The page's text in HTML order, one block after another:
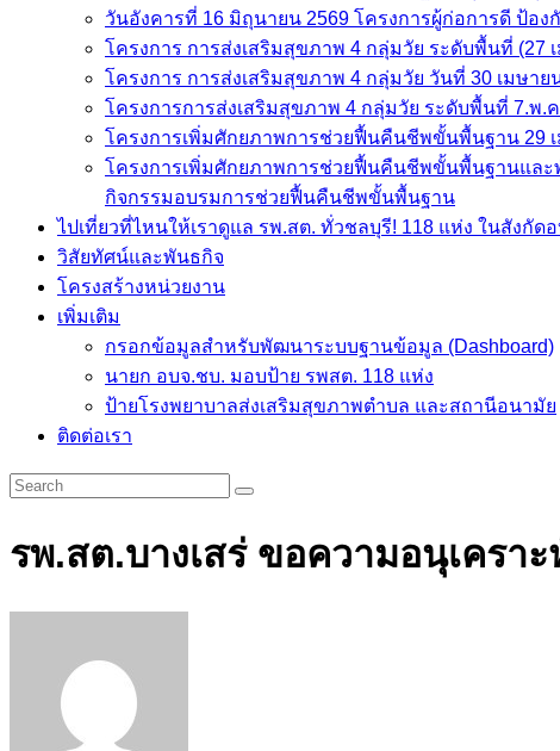
วันอังคารที่ 16 มิถุนายน 2569 โครงการผู้ก่อการดี ป้อง
โครงการ การส่งเสริมสุขภาพ 4 กลุ่มวัย ระดับพื้นที่ (27
โครงการ การส่งเสริมสุขภาพ 4 กลุ่มวัย วันที่ 30 เมษาย
โครงการการส่งเสริมสุขภาพ 4 กลุ่มวัย ระดับพื้นที่ 7.พ.
โครงการเพิ่มศักยภาพการช่วยฟื้นคืนชีพขั้นพื้นฐาน 29
โครงการเพิ่มศักยภาพการช่วยฟื้นคืนชีพขั้นพื้นฐานแล
กิจกรรมอบรมการช่วยฟื้นคืนชีพขั้นพื้นฐาน
ไปเที่ยวที่ไหนให้เราดูแล รพ.สต. ทั่วชลบุรี! 118 แห่ง ในสังกัด
วิสัยทัศน์และพันธกิจ
โครงสร้างหน่วยงาน
เพิ่มเติม
กรอกข้อมูลสำหรับพัฒนาระบบฐานข้อมูล (Dashboard)
นายก อบจ.ชบ. มอบป้าย รพสต. 118 แห่ง
ป้ายโรงพยาบาลส่งเสริมสุขภาพตำบล และสถานีอนามัย
ติดต่อเรา
รพ.สต.บางเสร่ ขอความอนุเครา